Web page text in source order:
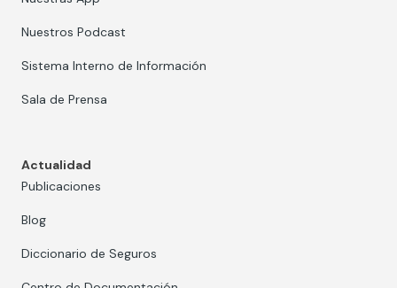
Nuestros Podcast
Sistema Interno de Información
Sala de Prensa
Actualidad
Publicaciones
Blog
Diccionario de Seguros